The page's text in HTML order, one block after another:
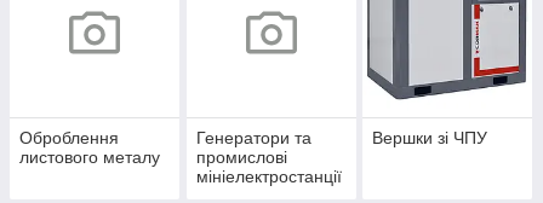
Оброблення
листового металу
Генератори та
промислові
мініелектростанції
Вершки зі ЧПУ